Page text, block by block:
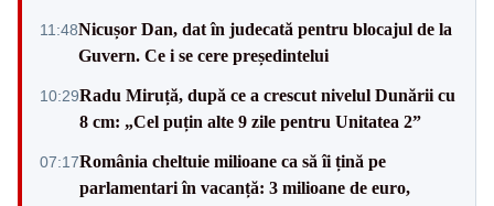
11:48Nicușor Dan, dat în judecată pentru blocajul de la
Guvern. Ce i se cere președintelui
10:29Radu Miruță, după ce a crescut nivelul Dunării cu
8 cm: „Cel puțin alte 9 zile pentru Unitatea 2”
07:17România cheltuie milioane ca să îi țină pe
parlamentari în vacanță: 3 milioane de euro,